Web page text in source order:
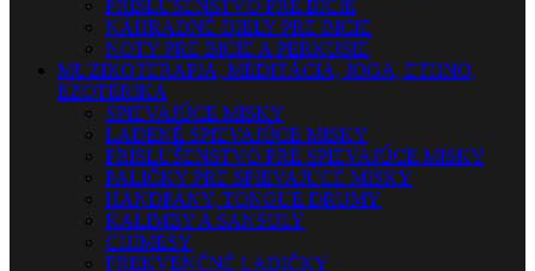
PRÍSLUŠENSTVO PRE BICIE
NÁHRADNÉ DIELY PRE BICIE
NOTY PRE BICIE A PERKUSIE
MUZIKOTERAPIA, MEDITÁCIA, JOGA, ETHNO,
EZOTERIKA
SPIEVAJÚCE MISKY
LADENÉ SPIEVAJÚCE MISKY
PRISLUŠENSTVO PRE SPIEVAJÚCE MISKY
PALIČKY PRE SPIEVAJÚCE MISKY
HANDPANY, TONGUE DRUMY
KALIMBY A SANSULY
CHIMESY
FREKVENČNÉ LADIČKY